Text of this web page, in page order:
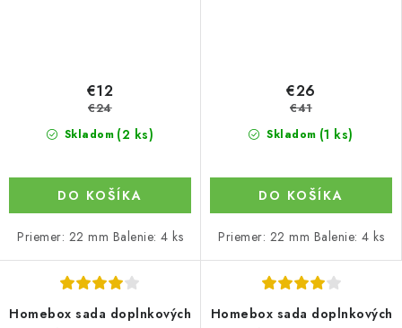
Skladom (2 ks)
€12
€24
DO KOŠÍKA
Priemer: 22 mm Balenie: 4 ks
Skladom (1 ks)
€26
€41
DO KOŠÍKA
Priemer: 22 mm Balenie: 4 ks
Homebox sada doplnkových
Homebox sada doplnkových